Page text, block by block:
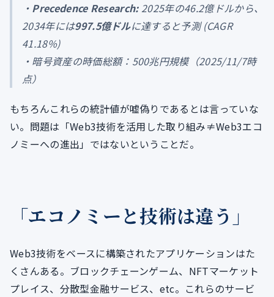
・ Precedence Research:2025年の46.2億ドルから、
2034年には997.5億ドルに達すると予測 (CAGR
41.18%)
・暗号資産の時価総額：500兆円規模（2025/11/7時
点）
もちろんこれらの統計値が嘘偽りであるとは言っていな
い。問題は「Web3技術を活用した取り組み≠Web3エコ
ノミーへの進出」ではないということだ。
「エコノミーと技術は違う」
Web3技術をベースに構築されたアプリケーションはた
くさんある。ブロックチェーンゲーム、NFTマーケット
プレイス、分散型金融サービス、etc。これらのサービ